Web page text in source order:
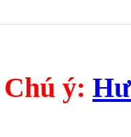
Chú ý: